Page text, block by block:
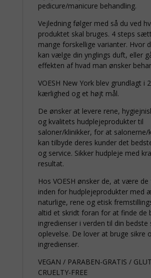
pedicure/manicure behandling.
Vejledning følger med så du ved
produktet skal bruges. 4 steps
mange forskellige varianter. Hvor
kan vælge din ynglings duft, eller
effekten af hvad man ønsker
VOESH New York blev grundlagt i
kærlighed og et højt mål.
De ønsker at levere rene,
og kvalitets hudplejeprodukter til
saloner/klinikker, for at salonerne/
kan tilbyde deres kunder det
og service. Sikker hudpleje med
resultat.
Hos VOESH ønsker de, at være
inden for hudplejeprodukter med
naturlige, rene og etisk
altid et skridt foran for at finde de
ingredienser i verden til din bedste
oplevelse. De lover at bruge sikre
ingredienser.
VEGAN / PARABEN-GRATIS /
CRUELTY-FREE